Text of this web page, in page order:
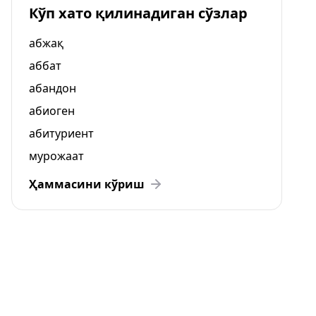
Кўп хато қилинадиган сўзлар
абжақ
аббат
абандон
абиоген
абитуриент
мурожаат
Ҳаммасини кўриш